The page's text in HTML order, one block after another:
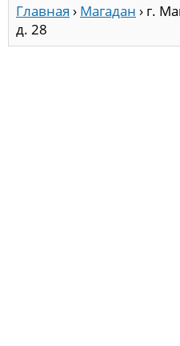
Главная › Магадан › г.
д. 28